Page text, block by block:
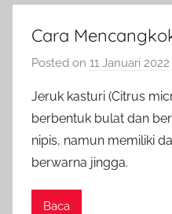
Cara
Posted on 11 Januari 2022
Jeruk kasturi (Citrus
berbentuk bulat dan
nipis, namun memiliki
berwarna jingga.
Baca